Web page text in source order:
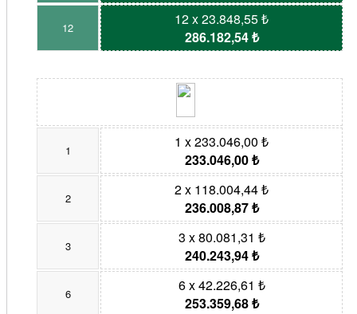
12
12 x 23.848,55 ₺
286.182,54 ₺
1
1 x 233.046,00 ₺
233.046,00 ₺
2
2 x 118.004,44 ₺
236.008,87 ₺
3
3 x 80.081,31 ₺
240.243,94 ₺
6
6 x 42.226,61 ₺
253.359,68 ₺